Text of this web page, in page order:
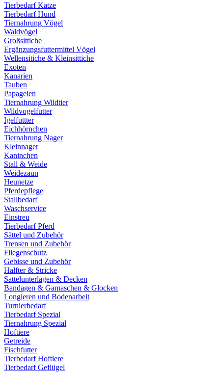
Tierbedarf Katze
Tierbedarf Hund
Tiernahrung Vögel
Waldvögel
Großsittiche
Ergänzungsfuttermittel Vögel
Wellensitiche & Kleinsittiche
Exoten
Kanarien
Tauben
Papageien
Tiernahrung Wildtier
Wildvogelfutter
Igelfuttter
Eichhörnchen
Tiernahrung Nager
Kleinnager
Kaninchen
Stall & Weide
Weidezaun
Heunetze
Pferdepflege
Stallbedarf
Waschservice
Einstreu
Tierbedarf Pferd
Sättel und Zubehör
Trensen und Zubehör
Fliegenschutz
Gebisse und Zubehör
Halfter & Stricke
Sattelunterlagen & Decken
Bandagen & Gamaschen & Glocken
Longieren und Bodenarbeit
Turnierbedarf
Tierbedarf Spezial
Tiernahrung Spezial
Hoftiere
Getreide
Fischfutter
Tierbedarf Hoftiere
Tierbedarf Geflügel